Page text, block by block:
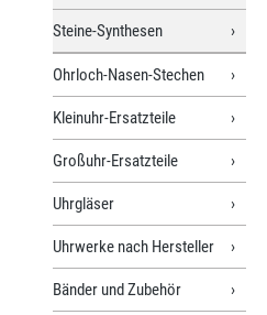
Steine-Synthesen
Ohrloch-Nasen-Stechen
Kleinuhr-Ersatzteile
Großuhr-Ersatzteile
Uhrgläser
Uhrwerke nach Hersteller
Bänder und Zubehör